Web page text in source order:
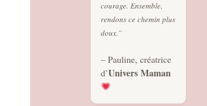
courage. Ensemble,
rendons ce chemin plus
doux.”
– Pauline, créatrice
d’Univers Maman